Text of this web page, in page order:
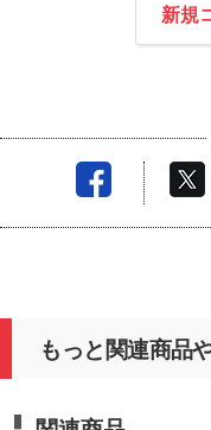
新規
もっと関連商品